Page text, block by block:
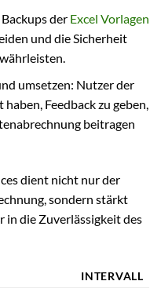
der Excel Vorlagen
und die Sicherheit
umsetzen: Nutzer der
Feedback zu geben,
beitragen
dient nicht nur der
sondern stärkt
in die Zuverlässigkeit des
INTERVALL